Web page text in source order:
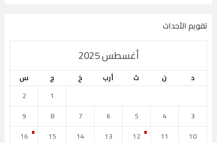
تقويم الأحداث
أغسطس 2025
د ن ث أرب خ ج س
1
2
3
4
5
6
7
8
9
10
11
12
13
14
15
16